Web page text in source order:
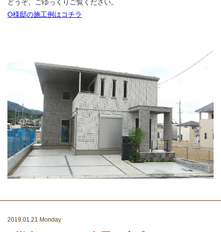
どうぞ、ごゆっくりご覧ください。
O様邸の施工例はコチラ
2019.01.21 Monday